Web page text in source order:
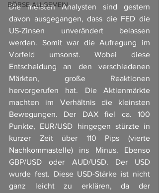
BÖRSE ALLGEMEIN
Die meisten Analysten sind gestern
davon ausgegangen, dass die FED die
US-Zinsen unverändert belassen
werden. Somit war die Aufregung im
Vorfeld umsonst. Wobei diese
Entscheidung an den verschiedenen
Märkten, große Reaktionen
hervorgerufen hat. Die Aktienmärkte
machten im Verhältnis die kleinsten
Bewegungen. Der DAX fiel ca. 100
Punkte, EUR/USD hingegen stürzte in
kurzer Zeit über 110 Pips (vierte
Nachkommastelle) ins Minus. Ebenso
GBP/USD oder AUD/USD. Der USD
wurde fest. Diese USD-Stärke ist nicht
ganz leicht zu erklären, da der